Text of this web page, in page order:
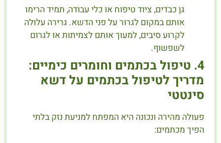
גן כבדים, ציוד טיפוח או כלי עבודה, תמיד הרימו
אותם במקום לגרור על פני הדשא. גרירה עלולה
לקרוע סיבים, למעוך אותם לצמיתות או לגרום
לשפשוף.
4. טיפול בכתמים וחומרים כימיים:
מדריך לטיפול בכתמים על דשא
סינטטי
פעולה מהירה ונכונה היא המפתח למניעת נזק בלתי
הפיך מכתמים: